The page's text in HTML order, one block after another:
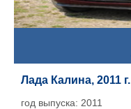
Лада Калина, 2011 г.
год выпуска: 2011